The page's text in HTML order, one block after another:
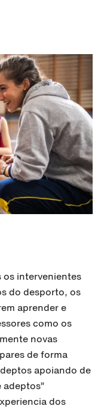
os intervenientes
do desporto, os
aprender e
como os
novas
de forma
apoiando de
adeptos”
dos